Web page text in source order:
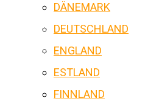
DÄNEMARK
DEUTSCHLAND
ENGLAND
ESTLAND
FINNLAND